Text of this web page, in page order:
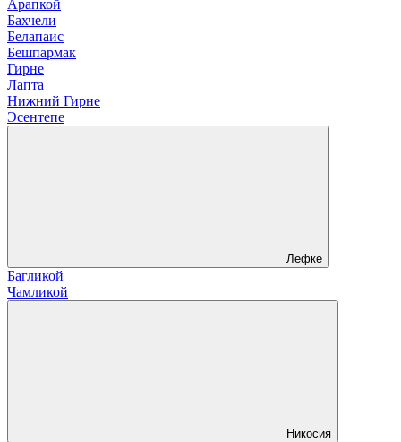
Арапкой
Бахчели
Белапаис
Бешпармак
Гирне
Лапта
Нижний Гирне
Эсентепе
Лефке
Багликой
Чамликой
Никосия